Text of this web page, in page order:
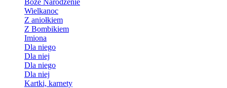
Boże Narodzenie
Wielkanoc
Z aniołkiem
Z Bombikiem
Imiona
Dla niego
Dla niej
Dla niego
Dla niej
Kartki, karnety